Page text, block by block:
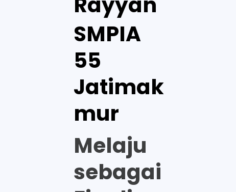
SMPIA
55
Jatimak
mur
Melaju
sebagai